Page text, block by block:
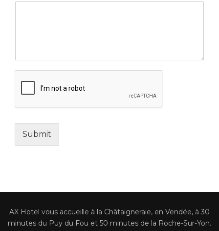
Submit
AX Hotel vous accueille à la Châtaigneraie, en Vendée, à 30
minutes du Puy du Fou et 50 minutes de la Roche-Sur-Yon.